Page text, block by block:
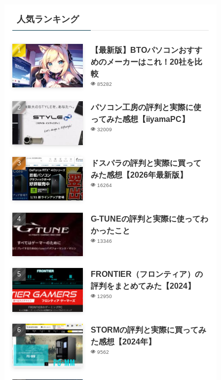
人気ランキング
【最新版】BTOパソコンおすす
めのメーカーはこれ！20社を比
較
85282
パソコン工房の評判と実際に使
ってみた感想【iiyamaPC】
32009
ドスパラの評判と実際に買って
みた感想【2026年最新版】
16264
G-TUNEの評判と実際に使ってわ
かったこと
13346
FRONTIER（フロンティア）の
評判をまとめてみた【2024】
12950
STORMの評判と実際に買ってみ
た感想【2024年】
9562